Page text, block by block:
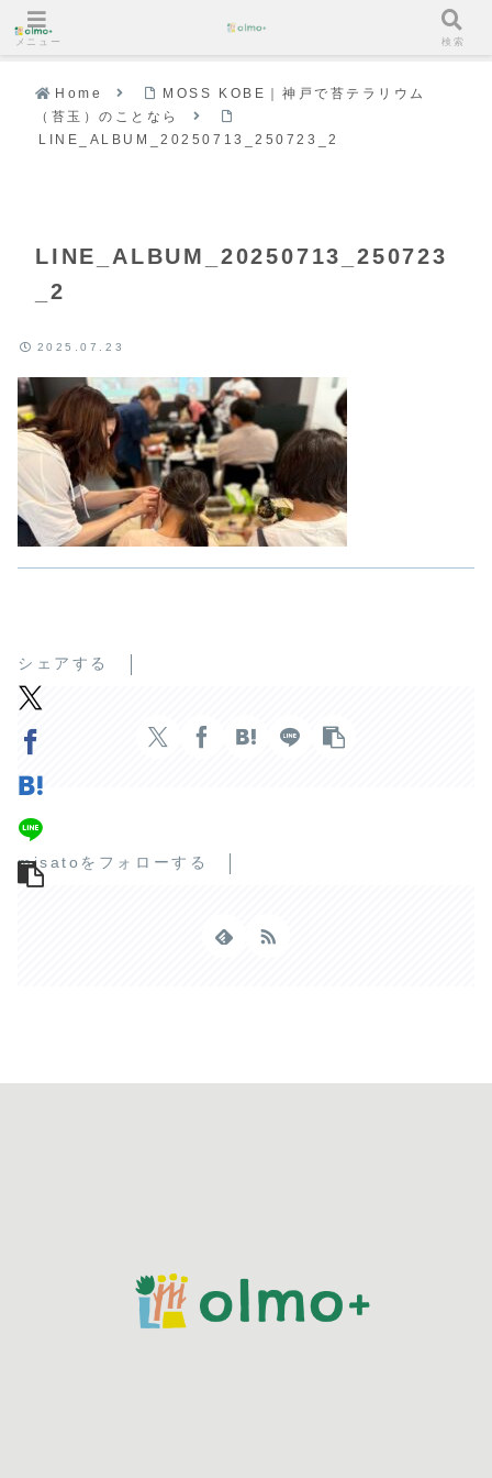
Home
MOSS KOBE｜神戸で苔テラリウム
（苔玉）のことなら
LINE_ALBUM_20250713_250723_2
LINE_ALBUM_20250713_250723
_2
2025.07.23
シェアする
misatoをフォローする
メニュー 検索